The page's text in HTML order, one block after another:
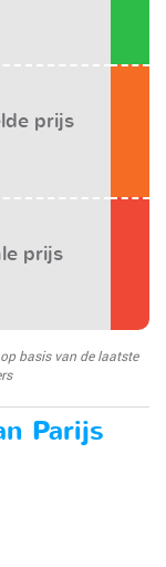
prijs
prijs
basis van de laatste
Parijs